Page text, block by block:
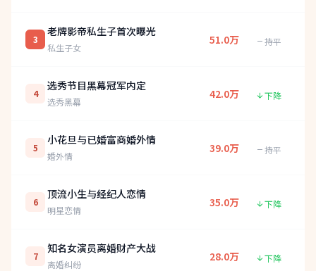
3
老牌影帝私生子首次曝光
私生子女
51.0万 持平
4
选秀节目黑幕冠军内定
选秀黑幕
42.0万 下降
5
小花旦与已婚富商婚外情
婚外情
39.0万 持平
6
顶流小生与经纪人恋情
明星恋情
35.0万 下降
7
知名女演员离婚财产大战
离婚纠纷
28.0万 下降